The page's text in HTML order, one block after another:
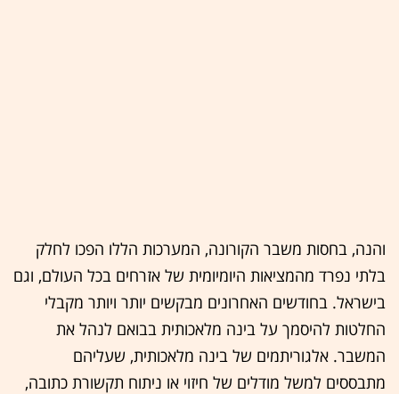
והנה, בחסות משבר הקורונה, המערכות הללו הפכו לחלק
בלתי נפרד מהמציאות היומיומית של אזרחים בכל העולם, וגם
בישראל. בחודשים האחרונים מבקשים יותר ויותר מקבלי
החלטות להיסמך על בינה מלאכותית בבואם לנהל את
המשבר. אלגוריתמים של בינה מלאכותית, שעליהם
מתבססים למשל מודלים של חיזוי או ניתוח תקשורת כתובה,